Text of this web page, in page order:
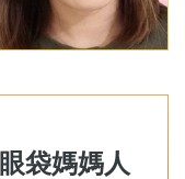
袋媽媽人